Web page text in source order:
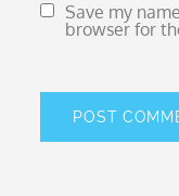
Save my
browser for